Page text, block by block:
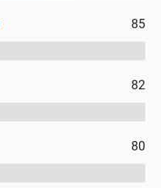
85
82
80